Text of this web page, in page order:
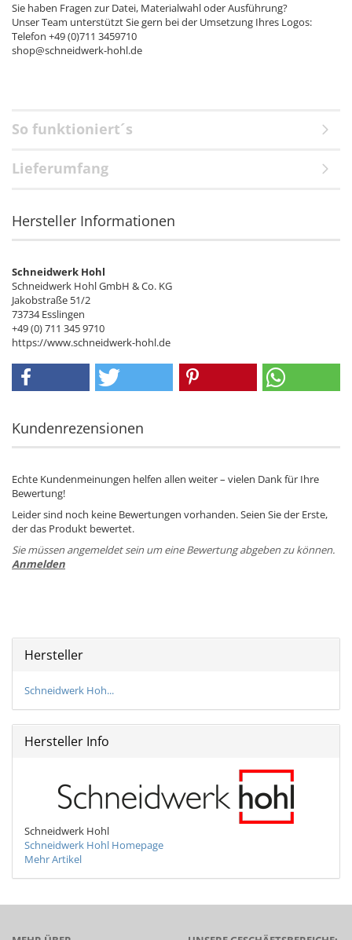
Sie haben Fragen zur Datei, Materialwahl oder Ausführung?
Unser Team unterstützt Sie gern bei der Umsetzung Ihres Logos:
Telefon +49 (0)711 3459710
shop@schneidwerk-hohl.de
So funktioniert´s
Lieferumfang
Hersteller Informationen
Schneidwerk Hohl
Schneidwerk Hohl GmbH & Co. KG
Jakobstraße 51/2
73734 Esslingen
+49 (0) 711 345 9710
https://www.schneidwerk-hohl.de
Kundenrezensionen
Echte Kundenmeinungen helfen allen weiter – vielen Dank für Ihre
Bewertung!
Leider sind noch keine Bewertungen vorhanden. Seien Sie der Erste,
der das Produkt bewertet.
Sie müssen angemeldet sein um eine Bewertung abgeben zu können.
Anmelden
Hersteller
Schneidwerk Hoh...
Hersteller Info
Schneidwerk Hohl
Schneidwerk Hohl Homepage
Mehr Artikel